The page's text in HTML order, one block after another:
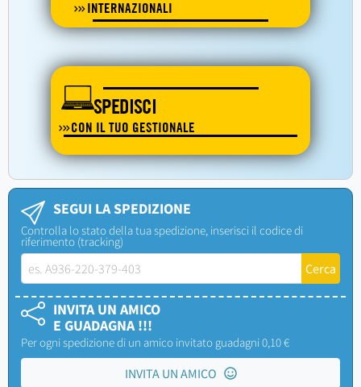
INTERNAZIONALI
SPEDISCI
CON IL TUO GESTIONALE
SEGUI LA SPEDIZIONE
Controlla lo stato della tua spedizione, inserisci il codice di
riferimento (tracking)
INVITA UN AMICO
E GUADAGNA !!!
Per ogni spedizione di un amico invitato guadagni 0,10 €
INVITA UN AMICO